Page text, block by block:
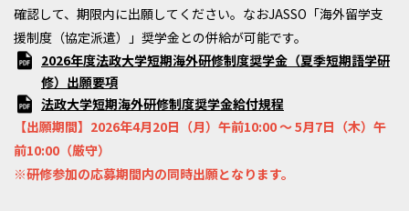
確認して、期限内に出願してください。なおJASSO「海外留学支
援制度（協定派遣）」奨学金との併給が可能です。
2026年度法政大学短期海外研修制度奨学金（夏季短期語学研
修）出願要項
法政大学短期海外研修制度奨学金給付規程
【出願期間】2026年4月20日（月）午前10:00 ～ 5月7日（木）午
前10:00（厳守）
※研修参加の応募期間内の同時出願となります。